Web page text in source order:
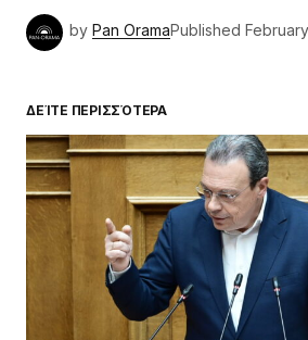
by Pan OramaPublished
ΔΕΊΤΕ ΠΕΡΙΣΣΌΤΕΡΑ